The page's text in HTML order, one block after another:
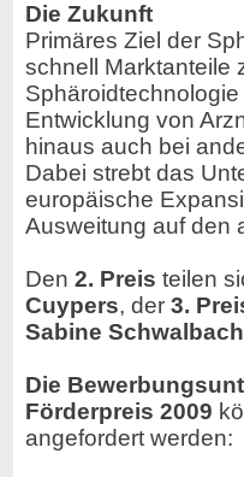
Die Zukunft
Primäres Ziel der
schnell Marktanteile
Entwicklung von
hinaus auch bei
Dabei strebt das
europäische
Ausweitung auf den
Den 2. Preis teilen
Cuypers, der 3.
Sabine Schwalbach
Die
Förderpreis 2009
angefordert werden: